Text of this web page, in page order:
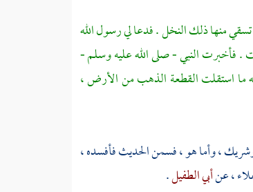
منها ذلك النخل . فدعا لي رسول الله
. فأخبرت النبي - صلى الله عليه وسلم -
ما استقلت القطعة الذهب من الأرض ،
، وأما هو ، فسمن الحديث فأفسده ،
، عنأبي الطفيل.